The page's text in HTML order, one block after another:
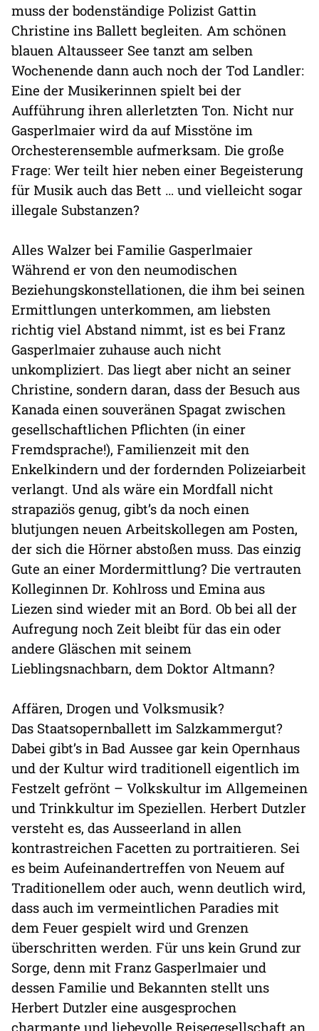
muss der bodenständige Polizist Gattin
Christine ins Ballett begleiten. Am schönen
blauen Altausseer See tanzt am selben
Wochenende dann auch noch der Tod Landler:
Eine der Musikerinnen spielt bei der
Aufführung ihren allerletzten Ton. Nicht nur
Gasperlmaier wird da auf Misstöne im
Orchesterensemble aufmerksam. Die große
Frage: Wer teilt hier neben einer Begeisterung
für Musik auch das Bett … und vielleicht sogar
illegale Substanzen?
Alles Walzer bei Familie Gasperlmaier
Während er von den neumodischen
Beziehungskonstellationen, die ihm bei seinen
Ermittlungen unterkommen, am liebsten
richtig viel Abstand nimmt, ist es bei Franz
Gasperlmaier zuhause auch nicht
unkompliziert. Das liegt aber nicht an seiner
Christine, sondern daran, dass der Besuch aus
Kanada einen souveränen Spagat zwischen
gesellschaftlichen Pflichten (in einer
Fremdsprache!), Familienzeit mit den
Enkelkindern und der fordernden Polizeiarbeit
verlangt. Und als wäre ein Mordfall nicht
strapaziös genug, gibt’s da noch einen
blutjungen neuen Arbeitskollegen am Posten,
der sich die Hörner abstoßen muss. Das einzig
Gute an einer Mordermittlung? Die vertrauten
Kolleginnen Dr. Kohlross und Emina aus
Liezen sind wieder mit an Bord. Ob bei all der
Aufregung noch Zeit bleibt für das ein oder
andere Gläschen mit seinem
Lieblingsnachbarn, dem Doktor Altmann?
Affären, Drogen und Volksmusik?
Das Staatsopernballett im Salzkammergut?
Dabei gibt’s in Bad Aussee gar kein Opernhaus
und der Kultur wird traditionell eigentlich im
Festzelt gefrönt – Volkskultur im Allgemeinen
und Trinkkultur im Speziellen. Herbert Dutzler
versteht es, das Ausseerland in allen
kontrastreichen Facetten zu portraitieren. Sei
es beim Aufeinandertreffen von Neuem auf
Traditionellem oder auch, wenn deutlich wird,
dass auch im vermeintlichen Paradies mit
dem Feuer gespielt wird und Grenzen
überschritten werden. Für uns kein Grund zur
Sorge, denn mit Franz Gasperlmaier und
dessen Familie und Bekannten stellt uns
Herbert Dutzler eine ausgesprochen
charmante und liebevolle Reisegesellschaft an